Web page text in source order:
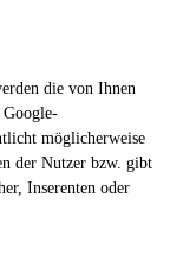
die von Ihnen
Google-
möglicherweise
der Nutzer bzw. gibt
Inserenten oder